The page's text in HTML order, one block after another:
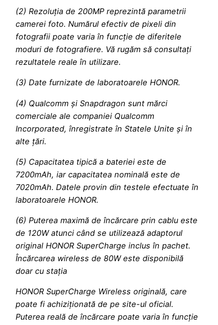
(2) Rezoluția de 200MP reprezintă parametrii
camerei foto. Numărul efectiv de pixeli din
fotografii poate varia în funcție de diferitele
moduri de fotografiere. Vă rugăm să consultați
rezultatele reale în utilizare.
(3) Date furnizate de laboratoarele HONOR.
(4) Qualcomm și Snapdragon sunt mărci
comerciale ale companiei Qualcomm
Incorporated, înregistrate în Statele Unite și în
alte țări.
(5) Capacitatea tipică a bateriei este de
7200mAh, iar capacitatea nominală este de
7020mAh. Datele provin din testele efectuate în
laboratoarele HONOR.
(6) Puterea maximă de încărcare prin cablu este
de 120W atunci când se utilizează adaptorul
original HONOR SuperCharge inclus în pachet.
Încărcarea wireless de 80W este disponibilă
doar cu stația
HONOR SuperCharge Wireless originală, care
poate fi achiziționată de pe site-ul oficial.
Puterea reală de încărcare poate varia în funcție